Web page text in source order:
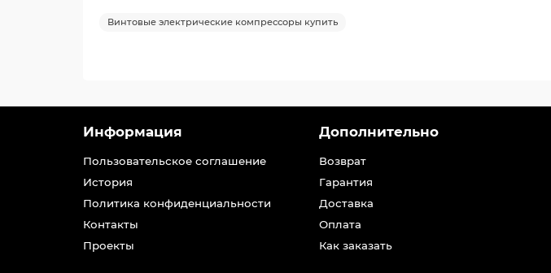
Винтовые электрические компрессоры купить
Информация
Пользовательское соглашение
История
Политика конфиденциальности
Контакты
Проекты
Дополнительно
Возврат
Гарантия
Доставка
Оплата
Как заказать